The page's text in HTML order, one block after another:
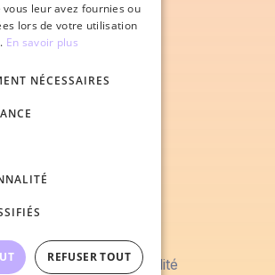
de vente
de site internet
Politique de confidentialité
leur avez fournies ou
lors de votre utilisation
En savoir plus
NÉCESSAIRES
REFUSER TOUT